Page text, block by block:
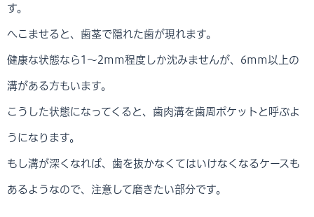
す。
へこませると、歯茎で隠れた歯が現れます。
健康な状態なら1～2mm程度しか沈みませんが、6mm以上の
溝がある方もいます。
こうした状態になってくると、歯肉溝を歯周ポケットと呼ぶよ
うになります。
もし溝が深くなれば、歯を抜かなくてはいけなくなるケースも
あるようなので、注意して磨きたい部分です。